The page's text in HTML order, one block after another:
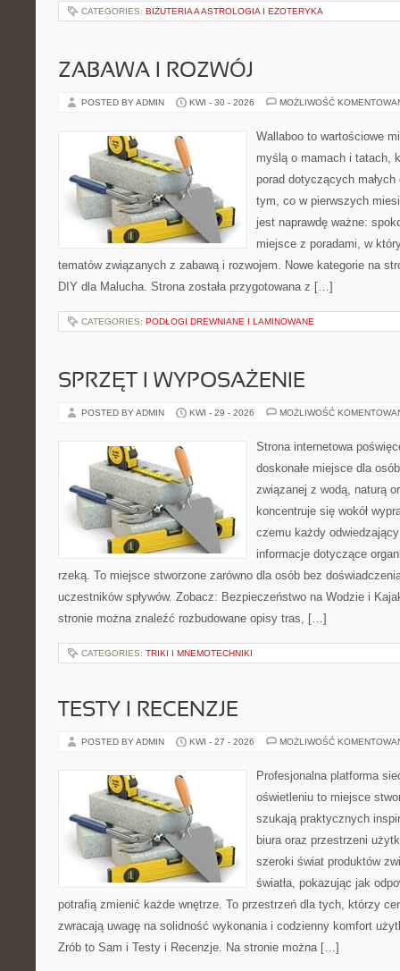
CATEGORIES: BIŻUTERIA A ASTROLOGIA I EZOTERYKA
ZABAWA I ROZWÓJ
POSTED BY ADMIN KWI - 30 - 2026 MOŻLIWOŚĆ
Wallaboo to wartościowe
myślą o mamach i tatach,
porad dotyczących
tym, co w pierwszych
jest naprawdę ważne:
miejsce z poradami, w
tematów związanych z zabawą i rozwojem. Nowe kategorie na
DIY dla Malucha. Strona została przygotowana z […]
CATEGORIES: PODŁOGI DREWNIANE I LAMINOWANE
SPRZĘT I WYPOSAŻENIE
POSTED BY ADMIN KWI - 29 - 2026 MOŻLIWOŚĆ
Strona internetowa
doskonałe miejsce dla
związanej z wodą, naturą
koncentruje się wokół
czemu każdy
informacje dotyczące
rzeką. To miejsce stworzone zarówno dla osób bez
uczestników spływów. Zobacz: Bezpieczeństwo na Wodzie i
stronie można znaleźć rozbudowane opisy tras, […]
CATEGORIES: TRIKI I MNEMOTECHNIKI
TESTY I RECENZJE
POSTED BY ADMIN KWI - 27 - 2026 MOŻLIWOŚĆ
Profesjonalna platforma
oświetleniu to miejsce
szukają praktycznych
biura oraz przestrzeni
szeroki świat produktów
światła, pokazując jak
potrafią zmienić każde wnętrze. To przestrzeń dla tych, którzy
zwracają uwagę na solidność wykonania i codzienny komfort
Zrób to Sam i Testy i Recenzje. Na stronie można […]